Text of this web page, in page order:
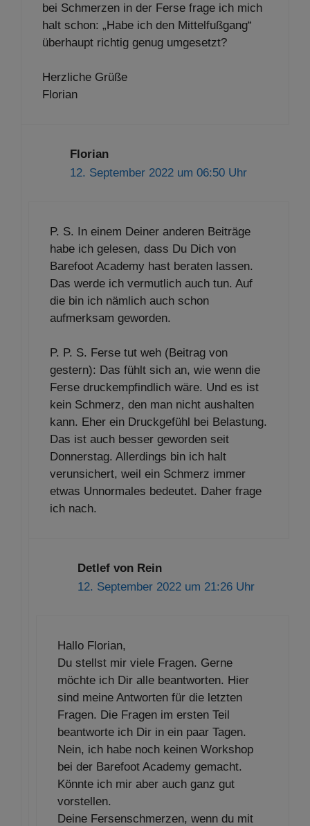
bei Schmerzen in der Ferse frage ich mich
halt schon: „Habe ich den Mittelfußgang“
überhaupt richtig genug umgesetzt?
Herzliche Grüße
Florian
Florian
12. September 2022 um 06:50 Uhr
P. S. In einem Deiner anderen Beiträge
habe ich gelesen, dass Du Dich von
Barefoot Academy hast beraten lassen.
Das werde ich vermutlich auch tun. Auf
die bin ich nämlich auch schon
aufmerksam geworden.
P. P. S. Ferse tut weh (Beitrag von
gestern): Das fühlt sich an, wie wenn die
Ferse druckempfindlich wäre. Und es ist
kein Schmerz, den man nicht aushalten
kann. Eher ein Druckgefühl bei Belastung.
Das ist auch besser geworden seit
Donnerstag. Allerdings bin ich halt
verunsichert, weil ein Schmerz immer
etwas Unnormales bedeutet. Daher frage
ich nach.
Detlef von Rein
12. September 2022 um 21:26 Uhr
Hallo Florian,
Du stellst mir viele Fragen. Gerne
möchte ich Dir alle beantworten. Hier
sind meine Antworten für die letzten
Fragen. Die Fragen im ersten Teil
beantworte ich Dir in ein paar Tagen.
Nein, ich habe noch keinen Workshop
bei der Barefoot Academy gemacht.
Könnte ich mir aber auch ganz gut
vorstellen.
Deine Fersenschmerzen, wenn du mit